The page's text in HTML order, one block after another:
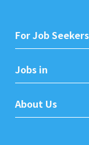
For Job Seekers
Jobs in
About Us